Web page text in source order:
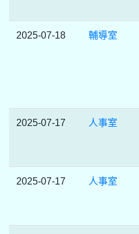
2025-07-18 輔導室
2025-07-17 人事室
2025-07-17 人事室